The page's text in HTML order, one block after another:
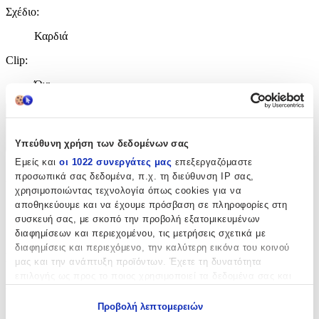
Υπεύθυνη χρήση των δεδομένων σας
Εμείς και οι 1022 συνεργάτες μας επεξεργαζόμαστε
προσωπικά σας δεδομένα, π.χ. τη διεύθυνση IP σας,
χρησιμοποιώντας τεχνολογία όπως cookies για να
αποθηκεύουμε και να έχουμε πρόσβαση σε πληροφορίες στη
συσκευή σας, με σκοπό την προβολή εξατομικευμένων
διαφημίσεων και περιεχομένου, τις μετρήσεις σχετικά με
διαφημίσεις και περιεχόμενο, την καλύτερη εικόνα του κοινού
μας και την ανάπτυξη προϊόντων. Έχετε τη δυνατότητα
Προβολή λεπτομερειών
Σχέδιο:
Καρδιά
Clip:
Όχι
Χαρακτηριστικά
+
Χαρακτηριστικά
Κατασκευαστής:
Guess
Βασικά Χαρακτηριστικά
Χρώμα Υλικού: